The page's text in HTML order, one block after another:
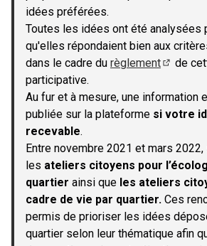
idées préférées.
Toutes les idées ont été analysées
qu'elles répondaient bien aux
dans le cadre du règlement
de
participative.
Au fur et à mesure, une information
publiée sur la plateforme si votre
recevable.
Entre novembre 2021 et mars
les ateliers citoyens pour
quartier ainsi que les ateliers
cadre de vie par quartier. Ces
permis de prioriser les idées
quartier selon leur thématique afin